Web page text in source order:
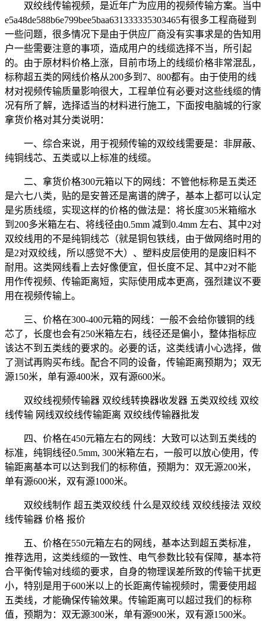
双绞线传输视频，是近年广为应用的视频传输方案。当中
e5a48de588b6e799bee5baa631333335303465有很多工程商碰到
一些问题，很多情况下是由于供应厂商没有实事求是的告知用
户一些需要注意的事项，造成用户的线缆选择不当，所引起
的。由于原材料价格上涨，目前市场上的线缆价格非常混乱，
标称超五类的网线价格从200多到7、800都有。由于使用的线
材对视频传输质量影响很大，工程单位有必要对这些线缆的情
况有所了解，选择适当的材料进行施工，下面按电脑城的行家
拿货价格对其分类说明：
一、综合来说，用于视频传输的双绞线需要是：非屏蔽、
纯铜线芯、五类或以上标准的线缆。
二、拿货价格300元箱以下的网线：不管他标称是五类还
是六七八类，贴的是安普还是离谱的牌子，基本上都可以认定
是劣质线缆，实现这样的价格的做法是：将长度305米箱缩水
到200多米箱左右、将线径由0.5mm 减到0.4mm 左右、其中2对
双绞线用的不是纯铜线芯（就是铜包铁线，由于做网络时用的
是2对双绞线，所以感觉不大）、塑料皮层使用的是废旧料不
耐用。这类网线看上去好像便宜，但长度不足、其中2对不能
用作传视频、传输距离短，实际使用成本更高，强烈建议不要
用在视频传输上。
三、价格在300-400元箱的网线：一般不会给你镀铜的线
芯了，长度也会有250米箱左右，线径还是偏小，整体指标应
该达不到五类线的要求的。必要的话，这类线请小心选择，做
了测试再购买布线。配合不同的设备，传输距离预期为；双无
源150米，单有源400米，双有源600米。
双绞线视频传输器 双绞线转换器收发器 五类双绞线 双绞
线传输 网线双绞线传输距离 双绞线传输器批发
四、价格在450元箱左右的网线：大致可以达到五类线的
标准，纯铜线径0.5mm, 300米箱左右，一般可以放心使用，传
输距离基本可以达到我们的标称值，预期为：双无源200米，
单有源600米，双有源1000米。
双绞线制作 超五类双绞线 什么是双绞线 双绞线接法 双绞
线传输器 价格 报价
五、价格在550元箱左右的网线，基本达到超五类标准，
推荐选用，这类线缆的一致性、电气参数比较有保障，基本符
合平衡传输对线缆的要求，自身的物理误差所致的传输干扰更
小，特别是用于600米以上的长距离传输视频时，需要使用超
五类线，才能确保传输效果。传输距离可以超过我们的标称
值，预期为：双无源300米，单有源900米，双有源1500米。